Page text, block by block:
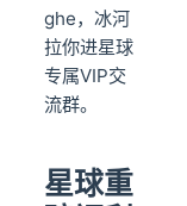
ghe，冰河
拉你进星球
专属VIP交
流群。
星球重